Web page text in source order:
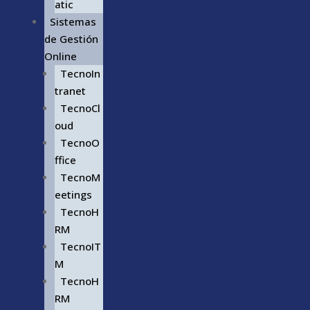
atic
Sistemas
de Gestión
Online
TecnoIn
tranet
TecnoCl
oud
TecnoO
ffice
TecnoM
eetings
TecnoH
RM
TecnoIT
M
TecnoH
RM